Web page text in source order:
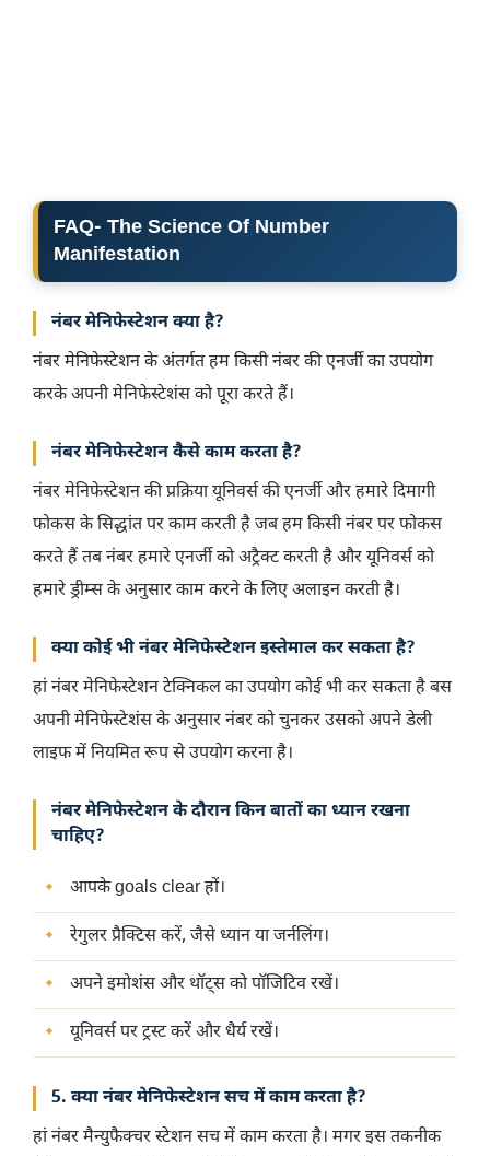
FAQ- The Science Of Number
Manifestation
नंबर मेनिफेस्टेशन क्या है?
नंबर मेनिफेस्टेशन के अंतर्गत हम किसी नंबर की एनर्जी का उपयोग
करके अपनी मेनिफेस्टेशंस को पूरा करते हैं।
नंबर मेनिफेस्टेशन कैसे काम करता है?
नंबर मेनिफेस्टेशन की प्रक्रिया यूनिवर्स की एनर्जी और हमारे दिमागी
फोकस के सिद्धांत पर काम करती है जब हम किसी नंबर पर फोकस
करते हैं तब नंबर हमारे एनर्जी को अट्रैक्ट करती है और यूनिवर्स को
हमारे ड्रीम्स के अनुसार काम करने के लिए अलाइन करती है।
क्या कोई भी नंबर मेनिफेस्टेशन इस्तेमाल कर सकता है?
हां नंबर मेनिफेस्टेशन टेक्निकल का उपयोग कोई भी कर सकता है बस
अपनी मेनिफेस्टेशंस के अनुसार नंबर को चुनकर उसको अपने डेली
लाइफ में नियमित रूप से उपयोग करना है।
नंबर मेनिफेस्टेशन के दौरान किन बातों का ध्यान रखना
चाहिए?
आपके goals clear हों।
रेगुलर प्रैक्टिस करें, जैसे ध्यान या जर्नलिंग।
अपने इमोशंस और थॉट्स को पॉजिटिव रखें।
यूनिवर्स पर ट्रस्ट करें और धैर्य रखें।
5. क्या नंबर मेनिफेस्टेशन सच में काम करता है?
हां नंबर मैन्युफैक्चर स्टेशन सच में काम करता है। मगर इस तकनीक